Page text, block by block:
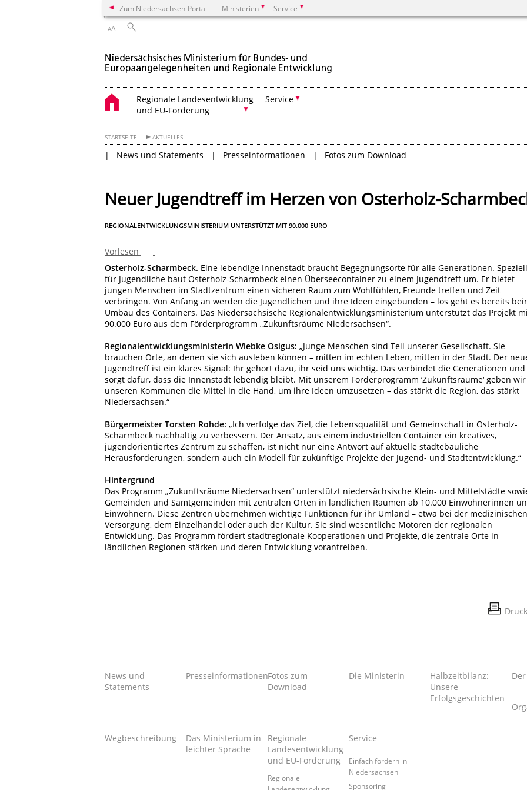
Zum Niedersachsen-Portal Ministerien Service
AA
Regionale Landesentwicklung
und EU-Förderung
Service
STARTSEITE AKTUELLES
News und Statements Presseinformationen Fotos zum Download
Neuer Jugendtreff im Herzen von Osterholz-
REGIONALENTWICKLUNGSMINISTERIUM UNTERSTÜTZT MIT 90.000 EURO
Vorlesen
Osterholz-Scharmbeck. Eine lebendige Innenstadt braucht Begegnungsorte für alle Generationen. Speziell
für Jugendliche baut Osterholz-Scharmbeck einen Überseecontainer zu einem Jugendtreff um. Er bietet
jungen Menschen im Stadtzentrum einen sicheren Raum zum Wohlfühlen, Freunde treffen und Zeit
verbringen. Von Anfang an werden die Jugendlichen und ihre Ideen eingebunden – los geht es bereits
Umbau des Containers. Das Niedersächsische Regionalentwicklungsministerium unterstützt das Projekt
90.000 Euro aus dem Förderprogramm „Zukunftsräume Niedersachsen“.
Regionalentwicklungsministerin Wiebke Osigus: „Junge Menschen sind Teil unserer Gesellschaft. Sie
brauchen Orte, an denen sie sich ausleben können – mitten im echten Leben, mitten in der Stadt. Der
Jugendtreff ist ein klares Signal: Ihr gehört dazu, ihr seid uns wichtig. Das verbindet die Generationen und
sorgt dafür, dass die Innenstadt lebendig bleibt. Mit unserem Förderprogramm ‘Zukunftsräume‘ geben wir
unseren Kommunen die Mittel in die Hand, um ihre Ideen umzusetzen – das stärkt die Region, das stärkt
Niedersachsen.“
Bürgermeister Torsten Rohde: „Ich verfolge das Ziel, die Lebensqualität und Gemeinschaft in Osterholz-
Scharmbeck nachhaltig zu verbessern. Der Ansatz, aus einem industriellen Container ein kreatives,
jugendorientiertes Zentrum zu schaffen, ist nicht nur eine Antwort auf aktuelle städtebauliche
Herausforderungen, sondern auch ein Modell für zukünftige Projekte der Jugend- und Stadtentwicklung.“
Hintergrund
Das Programm „Zukunftsräume Niedersachsen“ unterstützt niedersächsische Klein- und Mittelstädte
Gemeinden und Samtgemeinden mit zentralen Orten in ländlichen Räumen ab 10.000 Einwohnerinnen
Einwohnern. Diese Zentren übernehmen wichtige Funktionen für ihr Umland – etwa bei der medizinischen
Versorgung, dem Einzelhandel oder auch der Kultur. Sie sind wesentliche Motoren der regionalen
Entwicklung. Das Programm fördert stadtregionale Kooperationen und Projekte, die zentrale Orte in
ländlichen Regionen stärken und deren Entwicklung vorantreiben.
News und
Statements
PresseinformationenFotos zum
Download
Die Ministerin
Halbzeitbilanz:
Unsere
Erfolgsgeschichten
Wegbeschreibung
Das Ministerium in
leichter Sprache
Regionale
Landesentwicklung
und EU-Förderung
Regionale
Service
Einfach fördern in
Niedersachsen
Sponsoring